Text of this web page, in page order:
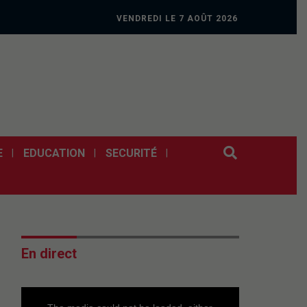
VENDREDI LE 7 AOÛT 2026
EDUCATION SECURITÉ
En direct